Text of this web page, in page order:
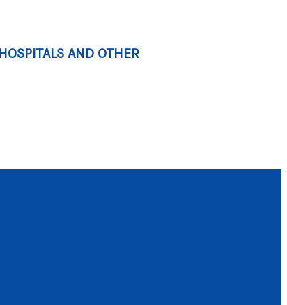
AND OTHER